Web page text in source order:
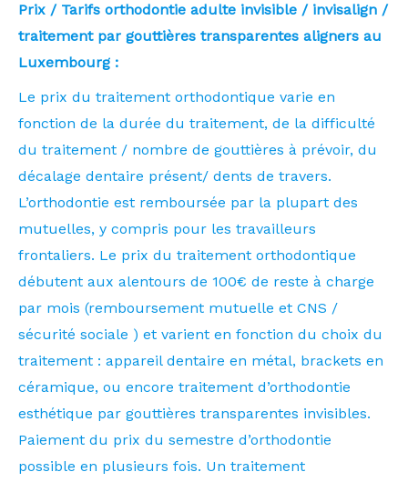
Prix / Tarifs orthodontie adulte invisible / invisalign /
traitement par gouttières transparentes aligners au
Luxembourg :
Le prix du traitement orthodontique varie en
fonction de la durée du traitement, de la difficulté
du traitement / nombre de gouttières à prévoir, du
décalage dentaire présent/ dents de travers.
L’orthodontie est remboursée par la plupart des
mutuelles, y compris pour les travailleurs
frontaliers. Le prix du traitement orthodontique
débutent aux alentours de 100€ de reste à charge
par mois (remboursement mutuelle et CNS /
sécurité sociale ) et varient en fonction du choix du
traitement : appareil dentaire en métal, brackets en
céramique, ou encore traitement d’orthodontie
esthétique par gouttières transparentes invisibles.
Paiement du prix du semestre d’orthodontie
possible en plusieurs fois. Un traitement